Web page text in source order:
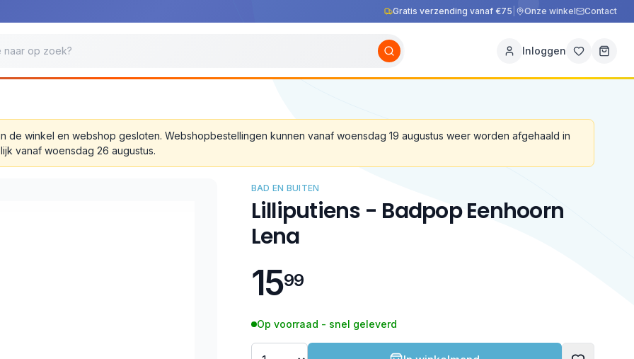
Gratis verzending vanaf €75 Onze winkel Contact
Inloggen
de winkel en webshop gesloten. Webshopbestellingen kunnen vanaf woensdag 19 augustus weer worden afgehaald in
vanaf woensdag 26 augustus.
BAD EN BUITEN
Lilliputiens - Badpop Eenhoorn
Lena
1599
Op voorraad - snel geleverd